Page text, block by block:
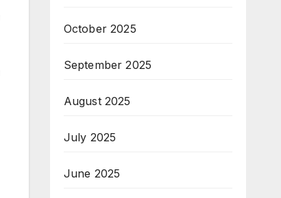
October 2025
September 2025
August 2025
July 2025
June 2025